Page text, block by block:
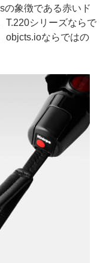
の象徴である赤いド
T.220シリーズならで
objcts.ioならではの